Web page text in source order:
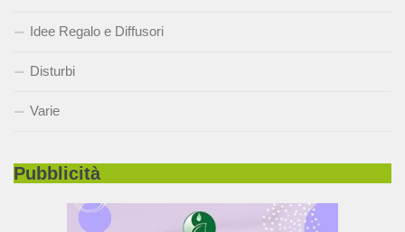
Idee Regalo e Diffusori
Disturbi
Varie
Pubblicità